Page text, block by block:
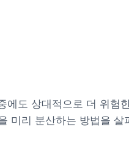
에도 상대적으로 더 위험
미리 분산하는 방법을 살